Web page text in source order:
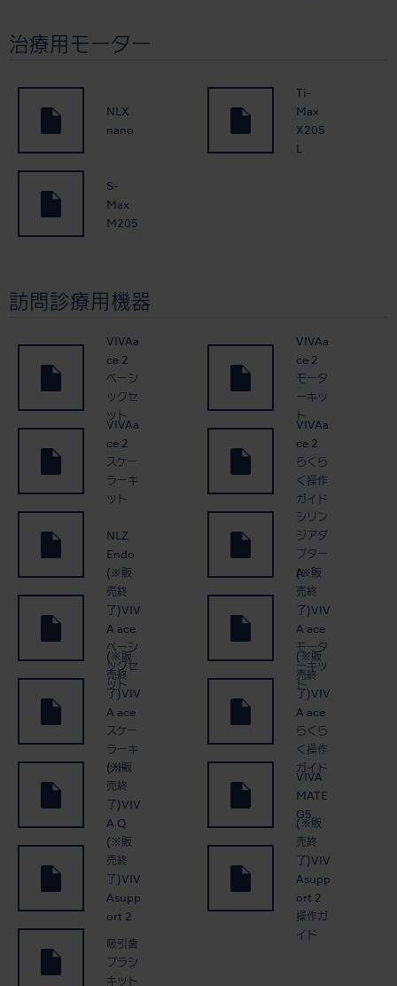
治療用モーター
NLX
nano
Ti-
Max
X205
L
S-
Max
M205
訪問診療用機器
VIVAa
ce 2
ベーシ
ックセ
ット
VIVAa
ce 2
モータ
ーキッ
ト
VIVAa
ce 2
スケー
ラーキ
ット
VIVAa
ce 2
らくら
く操作
ガイド
NLZ
Endo
シリン
ジアダ
プター
A
(※販
売終
了)VIV
A ace
ベーシ
ックセ
ット
(※販
売終
了)VIV
A ace
モータ
ーキッ
ト
(※販
売終
了)VIV
A ace
スケー
ラーキ
ット
(※販
売終
了)VIV
A ace
らくら
く操作
ガイド
(※販
売終
了)VIV
A Q
VIVA
MATE
G5
(※販
売終
了)VIV
Asupp
ort 2
(※販
売終
了)VIV
Asupp
ort 2
操作ガ
イド
吸引歯
ブラシ
キット